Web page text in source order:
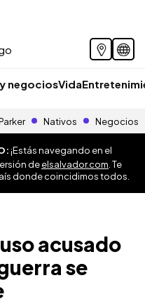
negociosVida
Nativos Negocios
¡Estás navegando en el
deelsalvador.com . Te
donde coincidimos todos.
acusado
se